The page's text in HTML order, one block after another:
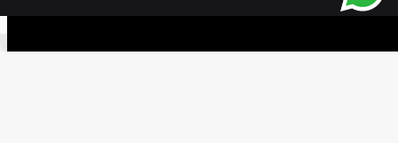
Facebook Twitter WhatsApp Telegram Viber